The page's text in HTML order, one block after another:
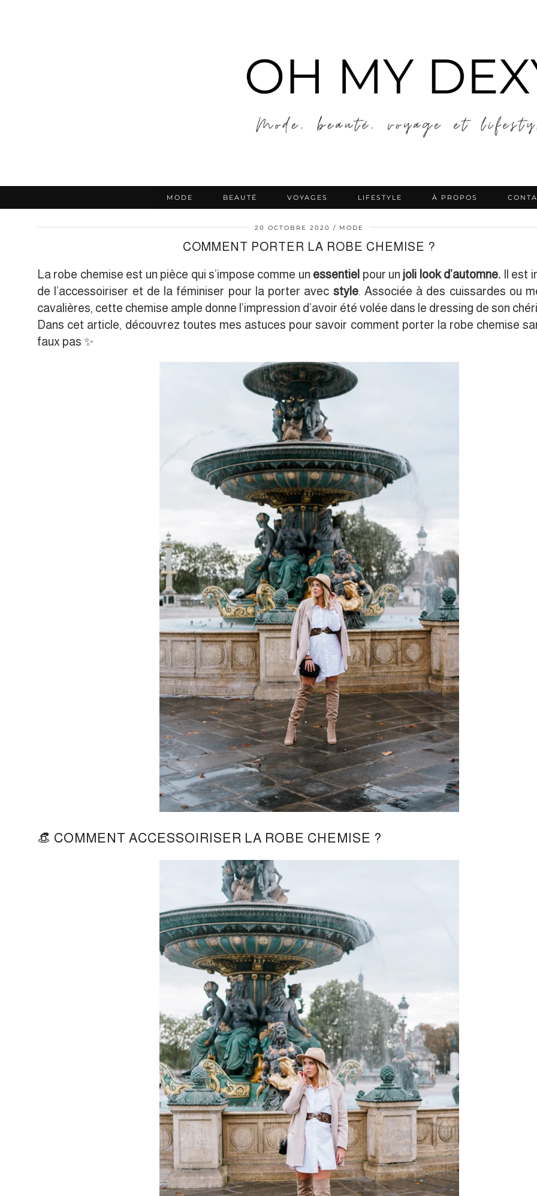
MODE BEAUTÉ VOYAGES LIFESTYLE À PROPOS
20 OCTOBRE 2020 MODE
COMMENT PORTER LA ROBE CHEMISE ?
La robe chemise est un pièce qui s’impose comme un essentiel pour un joli look d’automne.
Il est
de l’accessoiriser et de la féminiser pour la porter avec style. Associée à des cuissardes ou
cavalières, cette chemise ample donne l’impression d’avoir été volée dans le dressing de son
Dans cet article, découvrez toutes mes astuces pour savoir comment porter la robe chemise
faux pas ✨
👒 COMMENT ACCESSOIRISER LA ROBE CHEMISE ?